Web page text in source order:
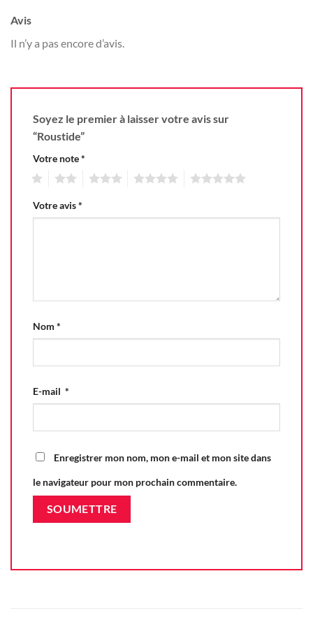
Avis
Il n’y a pas encore d’avis.
Soyez le premier à laisser votre avis sur
“Roustide”
Votre note*
Votre avis*
Nom *
E-mail *
Enregistrer mon nom, mon e-mail et mon site dans
le navigateur pour mon prochain commentaire.